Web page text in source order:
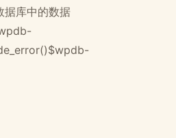
库中的数据